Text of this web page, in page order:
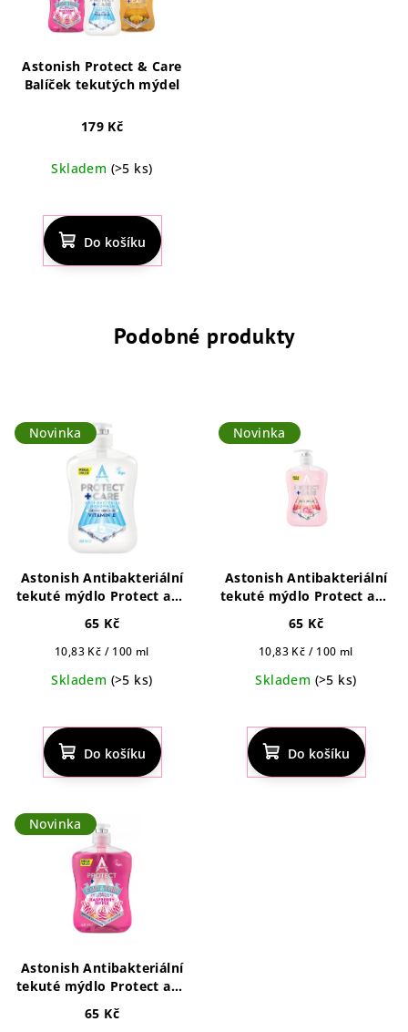
Astonish Protect & Care
Balíček tekutých mýdel
179 Kč
Skladem (>5 ks)
Do košíku
Podobné produkty
Novinka
Astonish Antibakteriální
tekuté mýdlo Protect and
65 Kč
Měrná
10,83 Kč / 100 ml
Skladem (>5 ks)
Do košíku
Novinka
Astonish Antibakteriální
tekuté mýdlo Protect and
ml
65 Kč
Měrná
10,83 Kč / 100 ml
Skladem (>5 ks)
Do košíku
Novinka
Astonish Antibakteriální
tekuté mýdlo Protect and
Care s vůní Raspberry
Ripple 600ml
65 Kč